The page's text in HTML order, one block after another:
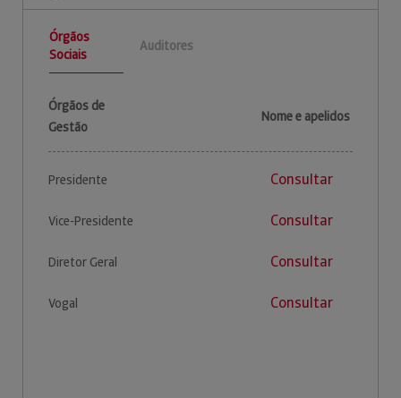
Órgãos
Sociais
Auditores
Órgãos de
Gestão
Nome e apelidos
Presidente Consultar
Vice-Presidente Consultar
Diretor Geral Consultar
Vogal Consultar